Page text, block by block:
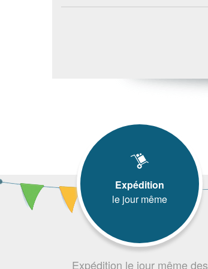
Expédition
le jour même
Expédition le jour même des